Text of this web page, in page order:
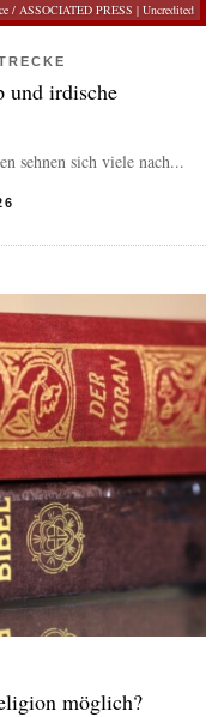
/ ASSOCIATED PRESS | Uncredited
und irdische
sehnen sich viele nach...
möglich?